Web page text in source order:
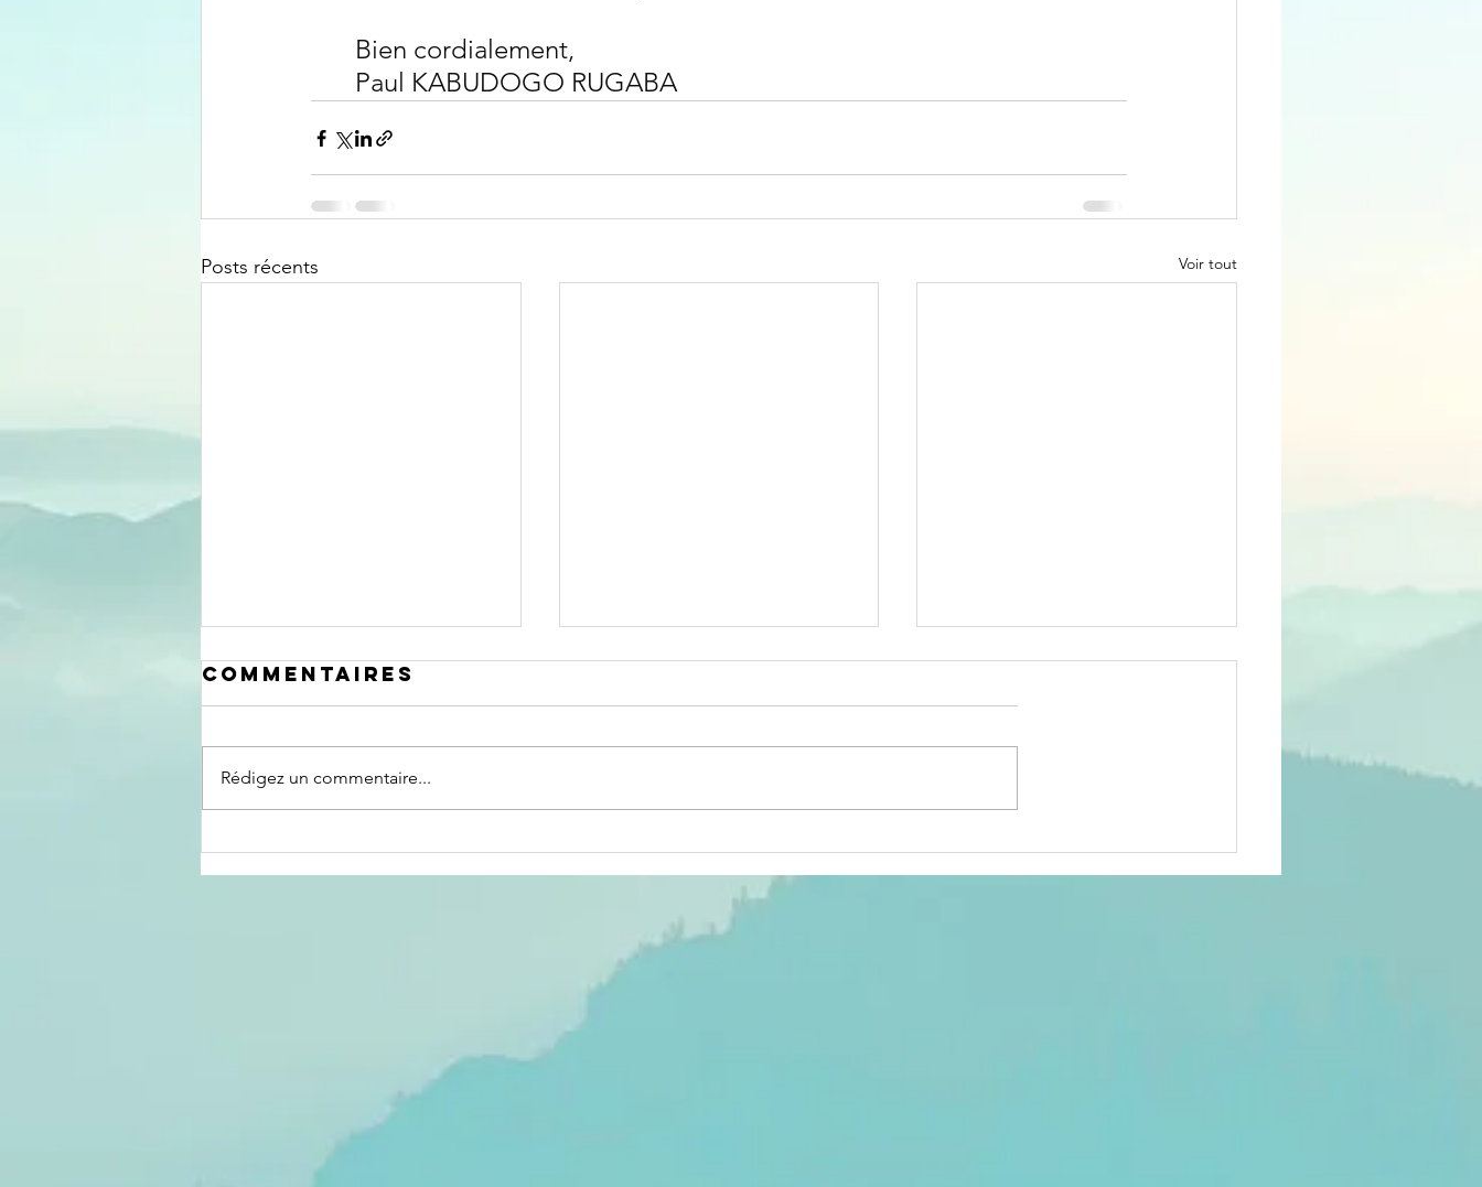
Bien cordialement,
Paul KABUDOGO RUGABA
Posts récents Voir tout
Le crépuscule
d'un pouvoir :
Le « Génocost
» en
République
démocratique
du Congo :
entre
Mulenge
faisait-il
Commentaires
Rédigez un commentaire...